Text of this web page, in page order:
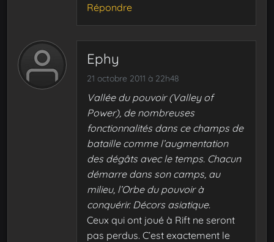
Répondre
Ephy
21 octobre 2011 à 22h48
Vallée du pouvoir (Valley of
Power), de nombreuses
fonctionnalités dans ce champs de
bataille comme l’augmentation
des dégâts avec le temps. Chacun
démarre dans son camps, au
milieu, l’Orbe du pouvoir à
conquérir. Décors asiatique.
Ceux qui ont joué à Rift ne seront
pas perdus. C’est exactement le